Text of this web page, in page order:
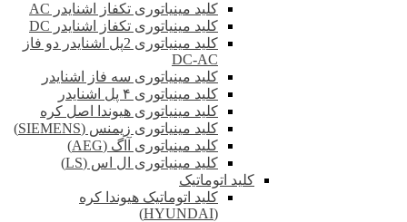
کلید مینیاتوری تکفاز اشنایدر AC
کلید مینیاتوری تکفاز اشنایدر DC
کلید مینیاتوری 2پل اشنایدر دو فاز
DC-AC
کلید مینیاتوری سه فاز اشنایدر
کلید مینیاتوری ۴ پل اشنایدر
کلید مینیاتوری هیوندا اصل کره
کلید مینیاتوری زیمنس (SIEMENS)
کلید مینیاتوری آاگ (AEG)
کلید مینیاتوری ال اس (LS)
کلید اتوماتیک
کلید اتوماتیک هیوندا کره
(HYUNDAI)